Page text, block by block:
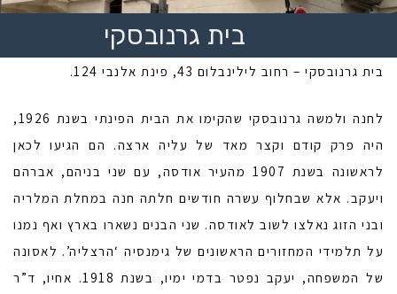
בית גרנובסקי
בית גרנובסקי – רחוב לילינבלום 43, פינת אלנבי 124.
לחנה ולמשה גרנובסקי שהקימו את הבית הפינתי בשנת 1926,
היה פרק קודם וקצר מאד של עליה ארצה. הם הגיעו לכאן
לראשונה בשנת 1907 מהעיר אודסה, עם שני בניהם, אברהם
ויעקב. אלא שבחלוף עשרה חודשים חלתה חנה במחלת המלריה
ובני הזוג נאלצו לשוב לאודסה. שני הבנים נשארו בארץ ואף נמנו
על תלמידי המחזורים הראשונים של גימנסיה ‘הרצליה’. לאסונה
של המשפחה, יעקב נפטר בדמי ימיו, בשנת 1918. אחיו, ד”ר